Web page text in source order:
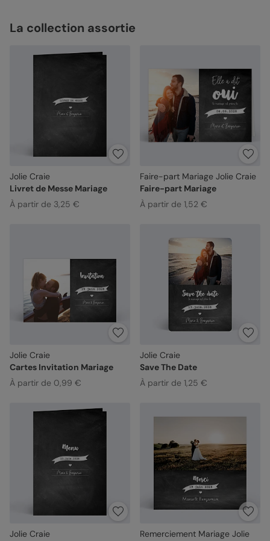
La collection assortie
Jolie Craie
Livret de Messe Mariage
À partir de 3,25 €
Faire-part Mariage Jolie Craie
Faire-part Mariage
À partir de 1,52 €
Jolie Craie
Cartes Invitation Mariage
À partir de 0,99 €
Jolie Craie
Save The Date
À partir de 1,25 €
Jolie Craie
Remerciement Mariage Jolie